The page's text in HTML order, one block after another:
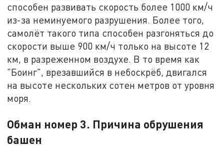
способен развивать скорость более 1000 км/ч
из-за неминуемого разрушения. Более того,
самолёт такого типа способен разгоняться до
скорости выше 900 км/ч только на высоте 12
км, в разреженном воздухе. В то время как
"Боинг", врезавшийся в небоскрёб, двигался
на высоте нескольких сотен метров от уровня
моря.
Обман номер 3. Причина обрушения
башен